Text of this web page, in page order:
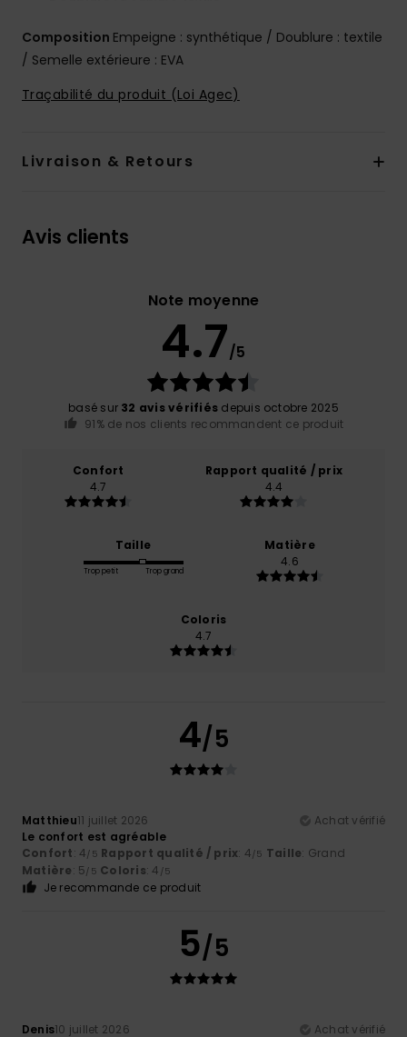
Composition Empeigne : synthétique / Doublure : textile
/ Semelle extérieure : EVA
Traçabilité du produit (Loi Agec)
Livraison & Retours
Avis clients
Note moyenne
4.7/5
basé sur 32 avis vérifiés depuis octobre 2025
91% de nos clients recommandent ce produit
Confort
4.7
Rapport qualité / prix
4.4
Taille
Trop petit Trop grand
Matière
4.6
Coloris
4.7
4/5
Matthieu11 juillet 2026
Achat vérifié
Le confort est agréable
Confort: 4/5 Rapport qualité / prix: 4/5 Taille: Grand
Matière: 5/5 Coloris: 4 /5
Je recommande ce produit
5/5
Denis10 juillet 2026 Achat vérifié